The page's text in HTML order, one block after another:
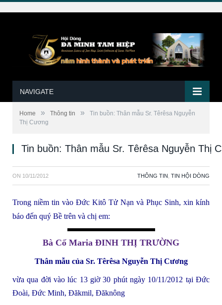
NAVIGATE
Home » Thông tin »
Tin buồn: Thân mẫu Sr. Têrêsa Nguyễn
Thị Cương
Tin buồn: Thân mẫu Sr. Têrêsa Nguyễn Thị
ON 10/11/2012 THÔNG TIN TIN HỘI DÒNG
Trong niềm tin vào Đức Kitô Tử Nạn và Phục Sinh, xin kính
báo đến quý Bề trên và chị em:
Bà Cố Maria ĐINH THỊ TRƯỜNG
Thân mẫu của Sr. Têrêsa Nguyễn Thị Cương
vừa qua đời vào lúc 13 giờ 30 phút ngày 10/11/2012 tại Đức
Đoài, Đức Minh, Đăkmil, Đăknông